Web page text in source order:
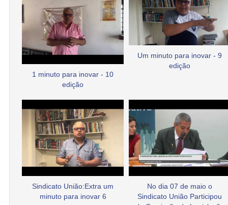
1 minuto para inovar - 10
edição
Um minuto para inovar - 9
edição
Sindicato União:Extra um
minuto para inovar 6
No dia 07 de maio o
Sindicato União Participou